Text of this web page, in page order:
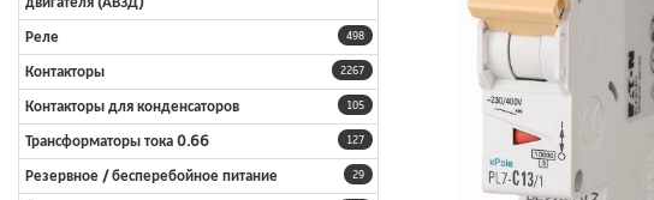
498
Реле
2267
Контакторы
105
Контакторы для конденсаторов
127
Трансформаторы тока 0.66
29
Резервное / бесперебойное питание